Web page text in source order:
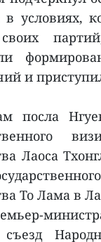
в условиях,
и
посла
Лаоса
То Лама в